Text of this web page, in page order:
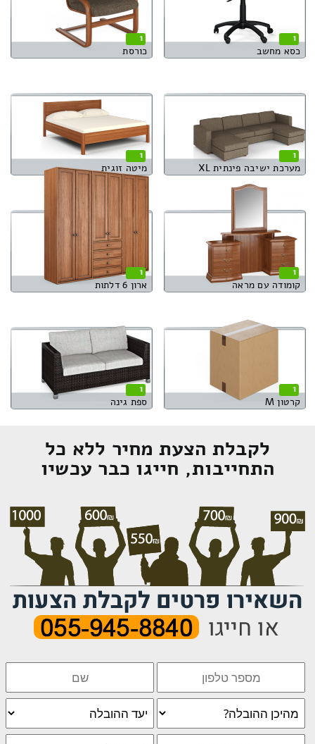
1
כסא מחשב
1
כורסת
1
מערכת ישיבה פינתית XL
1
מיטה זוגית
1
קומודה עם מראה
1
ארון 6 דלתות
1
קרטון M
1
ספת גינה
לקבלת הצעת מחיר ללא כל
התחייבות, חייגו כבר עכשיו